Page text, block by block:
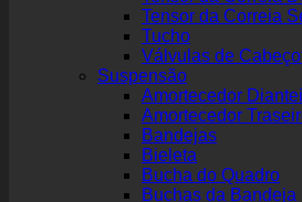
Tensor da Correia
Tucho
Válvulas de
Suspensão
Amortecedor
Amortecedor
Bandejas
Bieleta
Bucha do Quadro
Buchas da Bandeja